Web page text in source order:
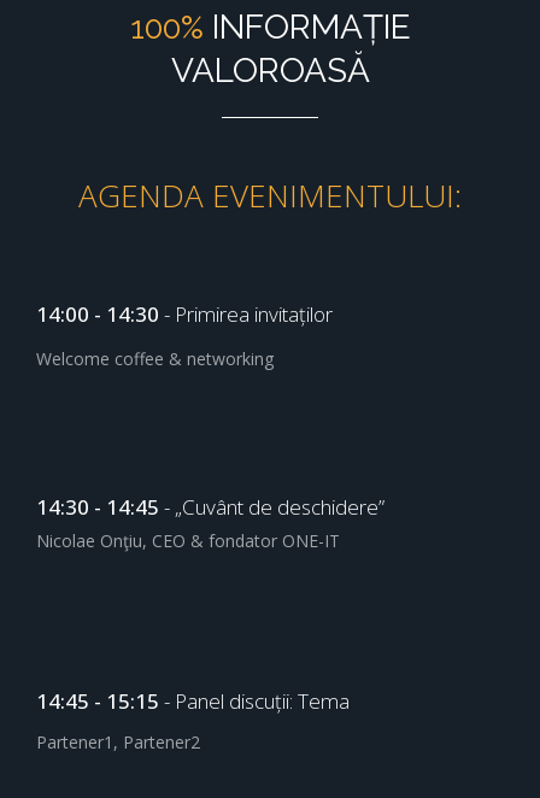
100% INFORMAȚIE
VALOROASĂ
AGENDA EVENIMENTULUI:
14:00 - 14:30 - Primirea invitaților
Welcome coffee & networking
14:30 - 14:45 - „Cuvânt de deschidere”
Nicolae Onţiu, CEO & fondator ONE-IT
14:45 - 15:15 - Panel discuții: Tema
Partener1, Partener2